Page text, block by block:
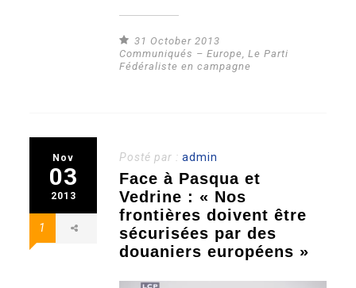
31 October 2013
Communiqués – Europe,Le Parti
Fédéraliste en campagne
Nov
03
2013
1
Posté par :admin
Face à Pasqua et
Vedrine : « Nos
frontières doivent être
sécurisées par des
douaniers européens »